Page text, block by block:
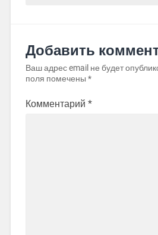
Добавить
Ваш адрес email не будет
поля помечены *
Комментарий *